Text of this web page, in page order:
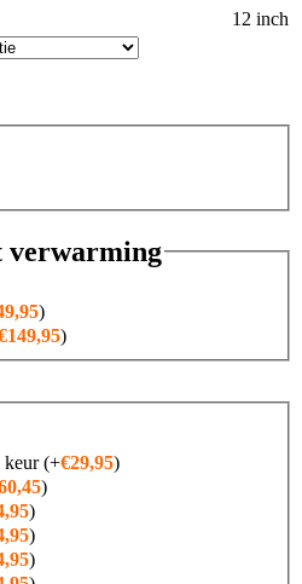
12 inch
verwarming
)
149,95)
keur(+€29,95)
)
)
)
)